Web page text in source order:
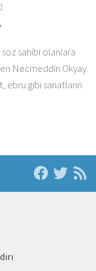
sahibi olanlara
Necmeddin Okyay
ebru gibi sanatların